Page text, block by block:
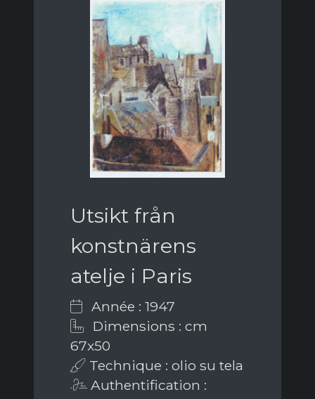
Utsikt från
konstnärens
atelje i Paris
Année : 1947
Dimensions : cm
67x50
Technique : olio su tela
Authentification :